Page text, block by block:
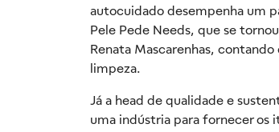
autocuidado desempenha um
Pele Pede Needs, que se
Renata Mascarenhas,
limpeza.
Já a head de qualidade e
uma indústria para fornecer os